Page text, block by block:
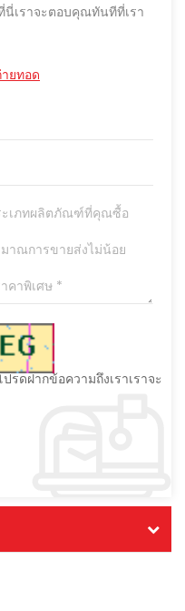
นี่เราจะตอบคุณทันทีที่เรา
ยทอด
ดฝากข้อความถึงเราเราจะ